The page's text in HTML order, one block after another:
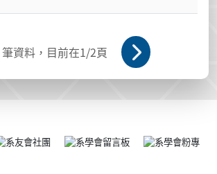
筆資料，目前在1/2頁